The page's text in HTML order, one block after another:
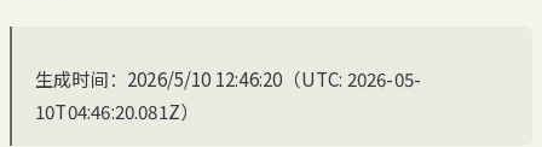
生成时间：2026/5/10 12:46:20（UTC: 2026-05-
10T04:46:20.081Z）